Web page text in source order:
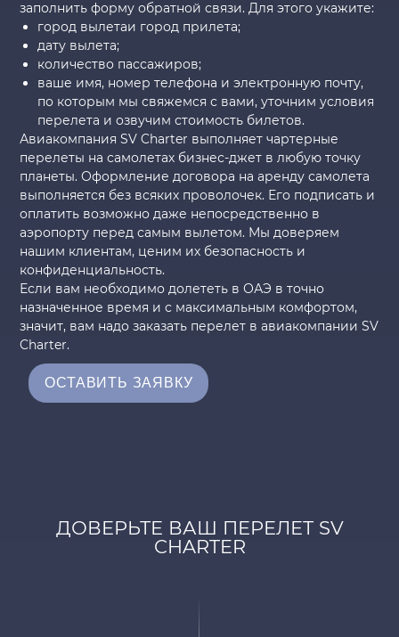
заполнить форму обратной связи. Для этого укажите:
город вылетаи город прилета;
дату вылета;
количество пассажиров;
ваше имя, номер телефона и электронную почту,
по которым мы свяжемся с вами, уточним условия
перелета и озвучим стоимость билетов.
Авиакомпания SV Charter выполняет чартерные
перелеты на самолетах бизнес-джет в любую точку
планеты. Оформление договора на аренду самолета
выполняется без всяких проволочек. Его подписать и
оплатить возможно даже непосредственно в
аэропорту перед самым вылетом. Мы доверяем
нашим клиентам, ценим их безопасность и
конфиденциальность.
Если вам необходимо долететь в ОАЭ в точно
назначенное время и с максимальным комфортом,
значит, вам надо заказать перелет в авиакомпании SV
Charter.
ОСТАВИТЬ ЗАЯВКУ
ДОВЕРЬТЕ ВАШ ПЕРЕЛЕТ SV
CHARTER